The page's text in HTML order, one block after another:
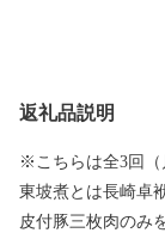
返礼品説明
※こちらは全3回（
東坡煮とは長崎卓
皮付豚三枚肉のみ